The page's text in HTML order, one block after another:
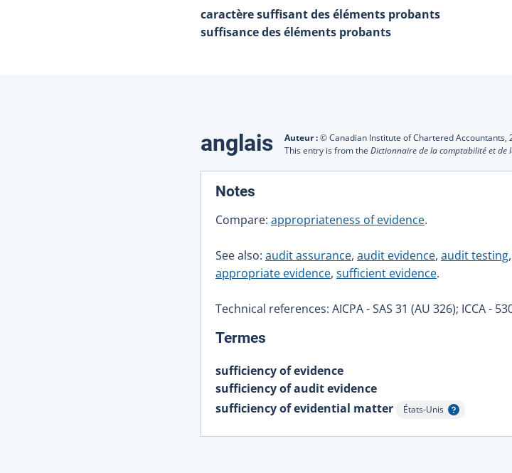
caractère suffisant des éléments probants
suffisance des éléments probants
Traductions
anglais Auteur :© Canadian Institute of Chartered Accountants,
This entry is from the Dictionnaire de la comptabilité et de
Notes
Compare: appropriateness of evidence.
See also: audit assurance, audit evidence, audit testing,
appropriate evidence, sufficient evidence.
Technical references: AICPA - SAS 31 (AU 326); ICCA -
Termes
sufficiency of evidence
sufficiency of audit evidence
sufficiency of evidential matter
États-Unis
Afficher l'infobulle